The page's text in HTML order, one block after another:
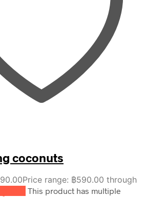
coconuts
Price range: ฿590.00 through
This product has multiple